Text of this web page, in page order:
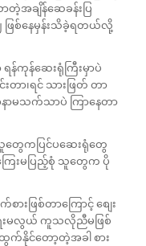
အချိန်ဆေခန်းပြ
ြစ်နေမှန်းသိခဲ့ရတယ်လို့
ကုန်ဆေးရုံကြီးမှာပဲ
တာ၊ရင် သားဖြတ် တာ
ာမသက်သာပဲ ကြာနေတာ
တွေကပြင်ပဆေးရုံတွေ
ေးမပြည့်စုံ သူတွေက ပို
ဖြစ်တာကြောင့် စျေး
ေးမလွယ် ကူသလိုညီမဖြစ်
ထွက်နိုင်တော့တဲ့အခါ စား